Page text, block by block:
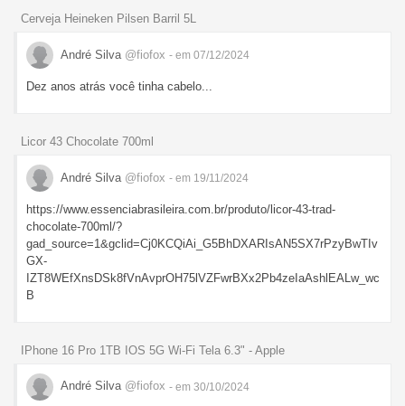
Cerveja Heineken Pilsen Barril 5L
André Silva @fiofox - em 07/12/2024
Dez anos atrás você tinha cabelo...
Licor 43 Chocolate 700ml
André Silva @fiofox - em 19/11/2024
https://www.essenciabrasileira.com.br/produto/licor-43-trad-
chocolate-700ml/?
gad_source=1&gclid=Cj0KCQiAi_G5BhDXARIsAN5SX7rPzyBwTIv
GX-
IZT8WEfXnsDSk8fVnAvprOH75lVZFwrBXx2Pb4zeIaAshlEALw_wc
B
IPhone 16 Pro 1TB IOS 5G Wi-Fi Tela 6.3" - Apple
André Silva @fiofox - em 30/10/2024